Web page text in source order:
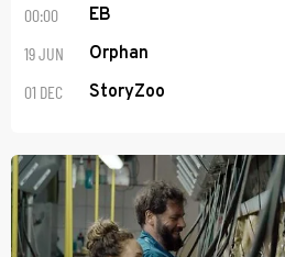
00:00 EB
19 JUN Orphan
01 DEC StoryZoo